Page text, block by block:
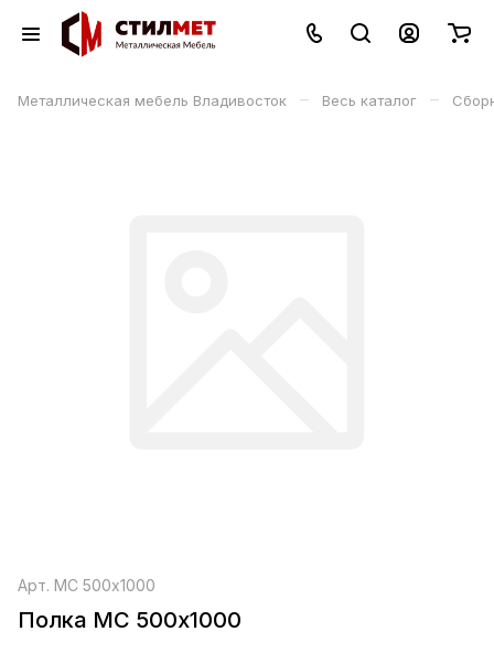
Металлическая мебель Владивосток – Весь каталог –
Арт. МС 500x1000
Полка МС 500x1000